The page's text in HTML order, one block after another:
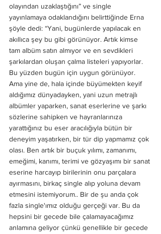
olayından uzaklaştığını” ve single
yayınlamaya odaklandığını belirttiğinde Erna
şöyle dedi: “Yani, bugünlerde yapılacak en
akıllıca şey bu gibi görünüyor. Artık kimse
tam albüm satın almıyor ve en sevdikleri
şarkılardan oluşan çalma listeleri yapıyorlar.
Bu yüzden bugün için uygun görünüyor.
Ama yine de, hala içinde büyümekten keyif
aldığımız dünyadayken, yani uzun metrajlı
albümler yaparken, sanat eserlerine ve şarkı
sözlerine sahipken ve hayranlarınıza
yarattığınız bu eser aracılığıyla bütün bir
deneyim yaşatırken, bir tür dip yapmamız çok
olası. Ben artık bir buçuk yılımı, zamanımı,
emeğimi, kanımı, terimi ve gözyaşımı bir sanat
eserine harcayıp birilerinin onu parçalara
ayırmasını, birkaç single alıp yoluna devam
etmesini istemiyorum.. Bir de şu anda çok
fazla single'ımız olduğu gerçeği var. Bu da
hepsini bir gecede bile çalamayacağımız
anlamına geliyor çünkü genellikle bir gecede